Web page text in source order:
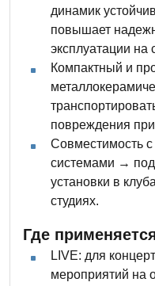
динамик
повышает
эксплуатации на
Компактный и
повреждения
Совместимость
системами →
установки в
студиях.
Где
LIVE: для
мероприятий на